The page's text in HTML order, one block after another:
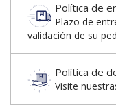
Política de
Plazo de
validación de su
Política de
Visite